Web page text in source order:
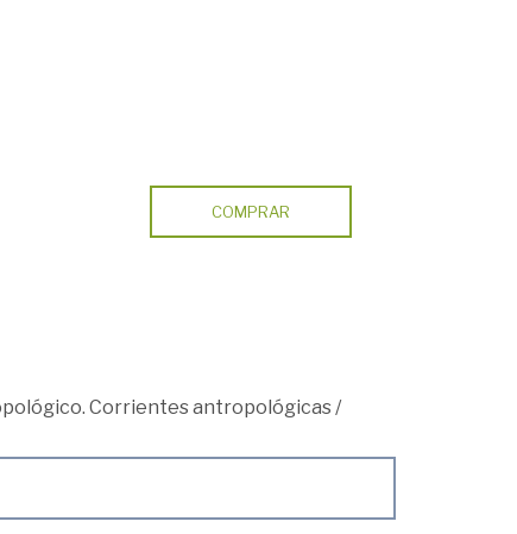
COMPRAR
Corrientes antropológicas/